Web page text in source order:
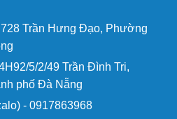
728 Trần Hưng Đạo, Phường
5/2/49 Trần Đình Tri,
phố Đà Nẵng
- 0917863968